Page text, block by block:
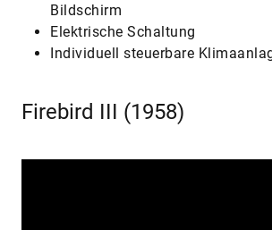
Bildschirm
Elektrische Schaltung
Individuell steuerbare
Firebird III (1958)